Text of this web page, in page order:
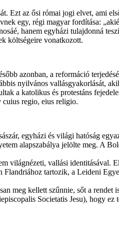
Ezt az ősi római jogi elvet, ami
egy, régi magyar fordítása:
hanem egyházi tulajdonná
költségeire vonatkozott.
azonban, a reformáció
nyilvános vallásgyakorlását,
a katolikus és protestáns
cuius regio, eius religio.
egyházi és világi hatóság
alapszabálya jelölte meg. A
világnézeti, vallási identitásával.
tartozik, a Leideni
meg kellett szűnnie, sőt a
Societatis Jesu), hogy ez